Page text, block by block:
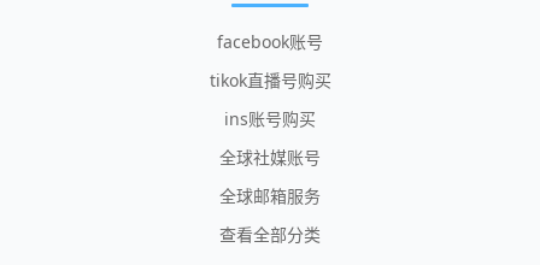
facebook账号
tikok直播号购买
ins账号购买
全球社媒账号
全球邮箱服务
查看全部分类